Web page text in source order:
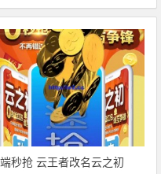
秒抢 云王者改名云之初